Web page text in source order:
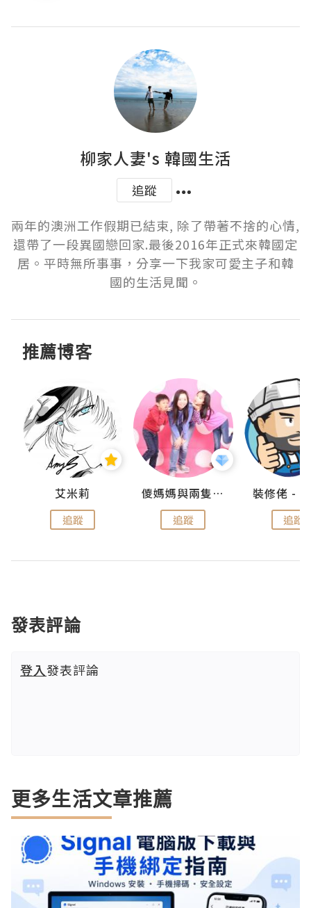
柳家人妻's 韓國生活
追蹤
兩年的澳洲工作假期已結束, 除了帶著不捨的心情,
還帶了一段異國戀回家.最後2016年正式來韓國定
居。平時無所事事，分享一下我家可愛主子和韓
國的生活見聞。
推薦博客
艾米莉
追蹤
儍媽媽與兩隻小魔怪之家
追蹤 追蹤
發表評論
登入發表評論
更多生活文章推薦